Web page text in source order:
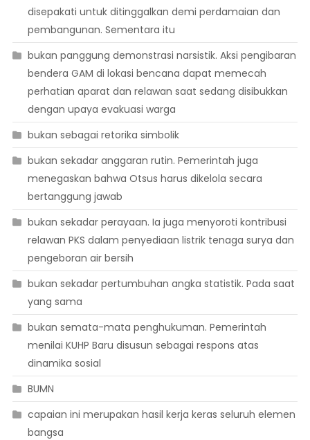
disepakati untuk ditinggalkan demi perdamaian dan
pembangunan. Sementara itu
bukan panggung demonstrasi narsistik. Aksi pengibaran
bendera GAM di lokasi bencana dapat memecah
perhatian aparat dan relawan saat sedang disibukkan
dengan upaya evakuasi warga
bukan sebagai retorika simbolik
bukan sekadar anggaran rutin. Pemerintah juga
menegaskan bahwa Otsus harus dikelola secara
bertanggung jawab
bukan sekadar perayaan. Ia juga menyoroti kontribusi
relawan PKS dalam penyediaan listrik tenaga surya dan
pengeboran air bersih
bukan sekadar pertumbuhan angka statistik. Pada saat
yang sama
bukan semata-mata penghukuman. Pemerintah
menilai KUHP Baru disusun sebagai respons atas
dinamika sosial
BUMN
capaian ini merupakan hasil kerja keras seluruh elemen
bangsa